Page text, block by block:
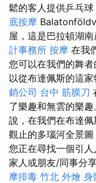
鬆的客人提供乒乓
底按摩
屋，這是巴拉頓湖
計事務所 按摩 在我
您可以在我們的舞
以從布達佩斯的這
銷公司 台中 筋膜刀
了樂趣和無雲的樂趣
說，在我們在布達
觀止的多瑙河全景
您正在尋找一個引
家人或朋友/同事分
摩排毒 竹北 外燴 身